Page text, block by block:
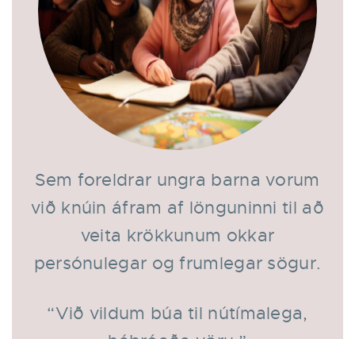
Sem foreldrar ungra barna vorum
við knúin áfram af lönguninni til að
veita krökkunum okkar
persónulegar og frumlegar sögur.
“Við vildum búa til nútímalega,